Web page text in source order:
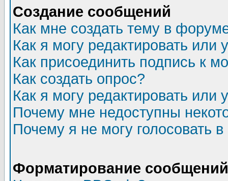
Создание сообщений
Как мне создать тему в
Как я могу редактировать или
Как присоединить подпись к
Как создать опрос?
Как я могу редактировать или
Почему мне недоступны
Почему я не могу голосовать
Форматирование